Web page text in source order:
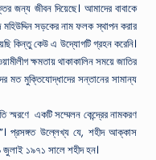
জন্য জীবন দিয়েছে। আমাদের বাবাকে
মহিউদ্দিন সড়কের নাম ফলক স্থাপন করার
কিন্তু কেউ এ উদ্যোগটি গ্রহন করেনি।
ক্ষমতায় থাকাকালিন সময়ে জাতির
মত মুক্তিযোদ্ধাদের সন্তানের সামান্য
স্মরণে একটি সম্মেলন কেন্দ্রের নামকরণ
প্রসঙ্গত উল্লেখ্য যে, শহীদ আক্কাস
জুলাই ১৯৭১ সালে শহীদ হন।